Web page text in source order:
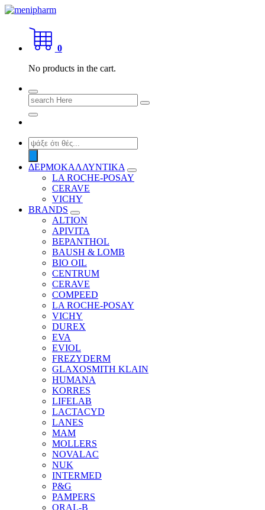
Skip
content
shop 2 easily
0
No products in the cart.
Search
for:
Products
search
ΔΕΡΜΟΚΑΛΛΥΝΤΙΚΑ
LA ROCHE-POSAY
CERAVE
VICHY
BRANDS
ALTION
APIVITA
BEPANTHOL
BAUSH & LOMB
BIO OIL
CENTRUM
CERAVE
COMPEED
LA ROCHE-POSAY
VICHY
DUREX
EVA
EVIOL
FREZYDERM
GLAXOSMITH KLAIN
HUMANA
KORRES
LIFELAB
LACTACYD
LANES
MAM
MOLLERS
NOVALAC
NUK
INTERMED
P&G
PAMPERS
ORAL-B